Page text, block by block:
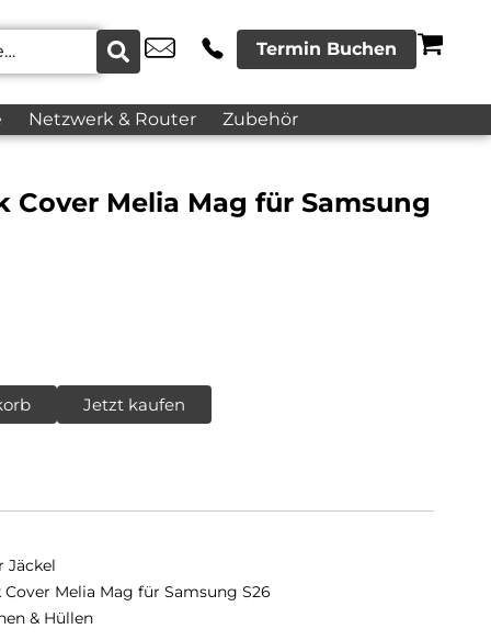
Termin Buchen
Netzwerk & Router Zubehör
Cover Melia Mag für Samsung
Jetzt kaufen
Jäckel
Cover Melia Mag für Samsung S26
& Hüllen